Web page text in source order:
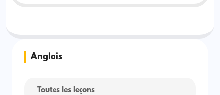
Anglais
Toutes les leçons